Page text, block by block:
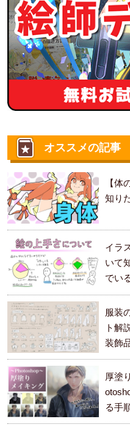
オススメの記事
【体
知り
イラ
いて
でい
服装
ト解
装飾
厚塗
る手
ます